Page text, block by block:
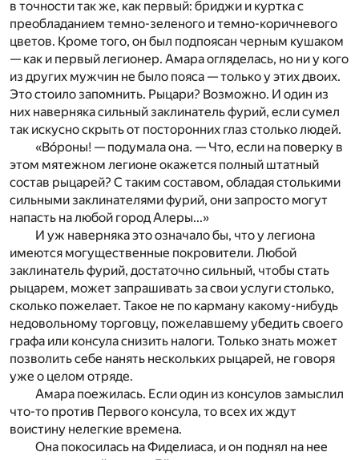
в точности так же, как первый: бриджи и куртка с
преобладанием темно-зеленого и темно-коричневого
цветов. Кроме того, он был подпоясан черным кушаком
— как и первый легионер. Амара огляделась, но ни у кого
из других мужчин не было пояса — только у этих двоих.
Это стоило запомнить. Рыцари? Возможно. И один из
них наверняка сильный заклинатель фурий, если сумел
так искусно скрыть от посторонних глаз столько людей.
«Вóроны! — подумала она. — Что, если на поверку в
этом мятежном легионе окажется полный штатный
состав рыцарей? С таким составом, обладая столькими
сильными заклинателями фурий, они запросто могут
напасть на любой город Алеры...»
И уж наверняка это означало бы, что у легиона
имеются могущественные покровители. Любой
заклинатель фурий, достаточно сильный, чтобы стать
рыцарем, может запраши­вать за свои услуги столько,
сколько пожелает. Такое не по карману какому-нибудь
недовольному торговцу, пожелавшему убедить своего
графа или консула снизить налоги. Только знать может
позволить себе нанять нескольких рыцарей, не говоря
уже о целом отряде.
Амара поежилась. Если один из консулов замыслил
что-то против Первого консула, то всех их ждут
воистину нелегкие времена.
Она покосилась на Фиделиаса, и он поднял на нее